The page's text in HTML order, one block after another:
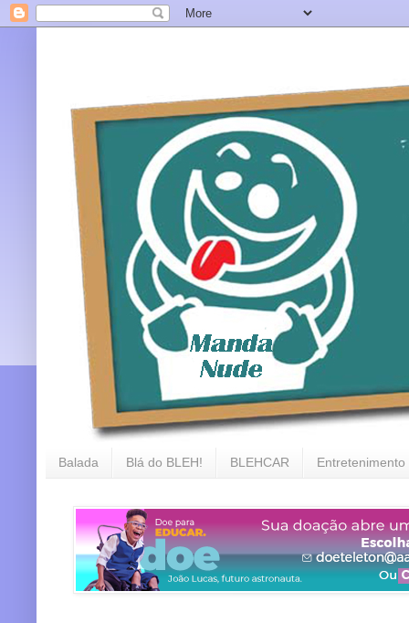
Balada Blá do BLEH! BLEHCAR Entretenimento